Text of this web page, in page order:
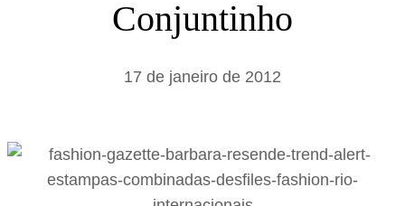
Conjuntinho
17 de janeiro de 2012